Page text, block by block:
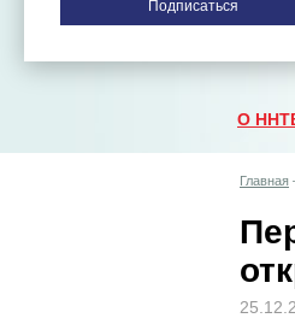
О
Главная
Подписаться